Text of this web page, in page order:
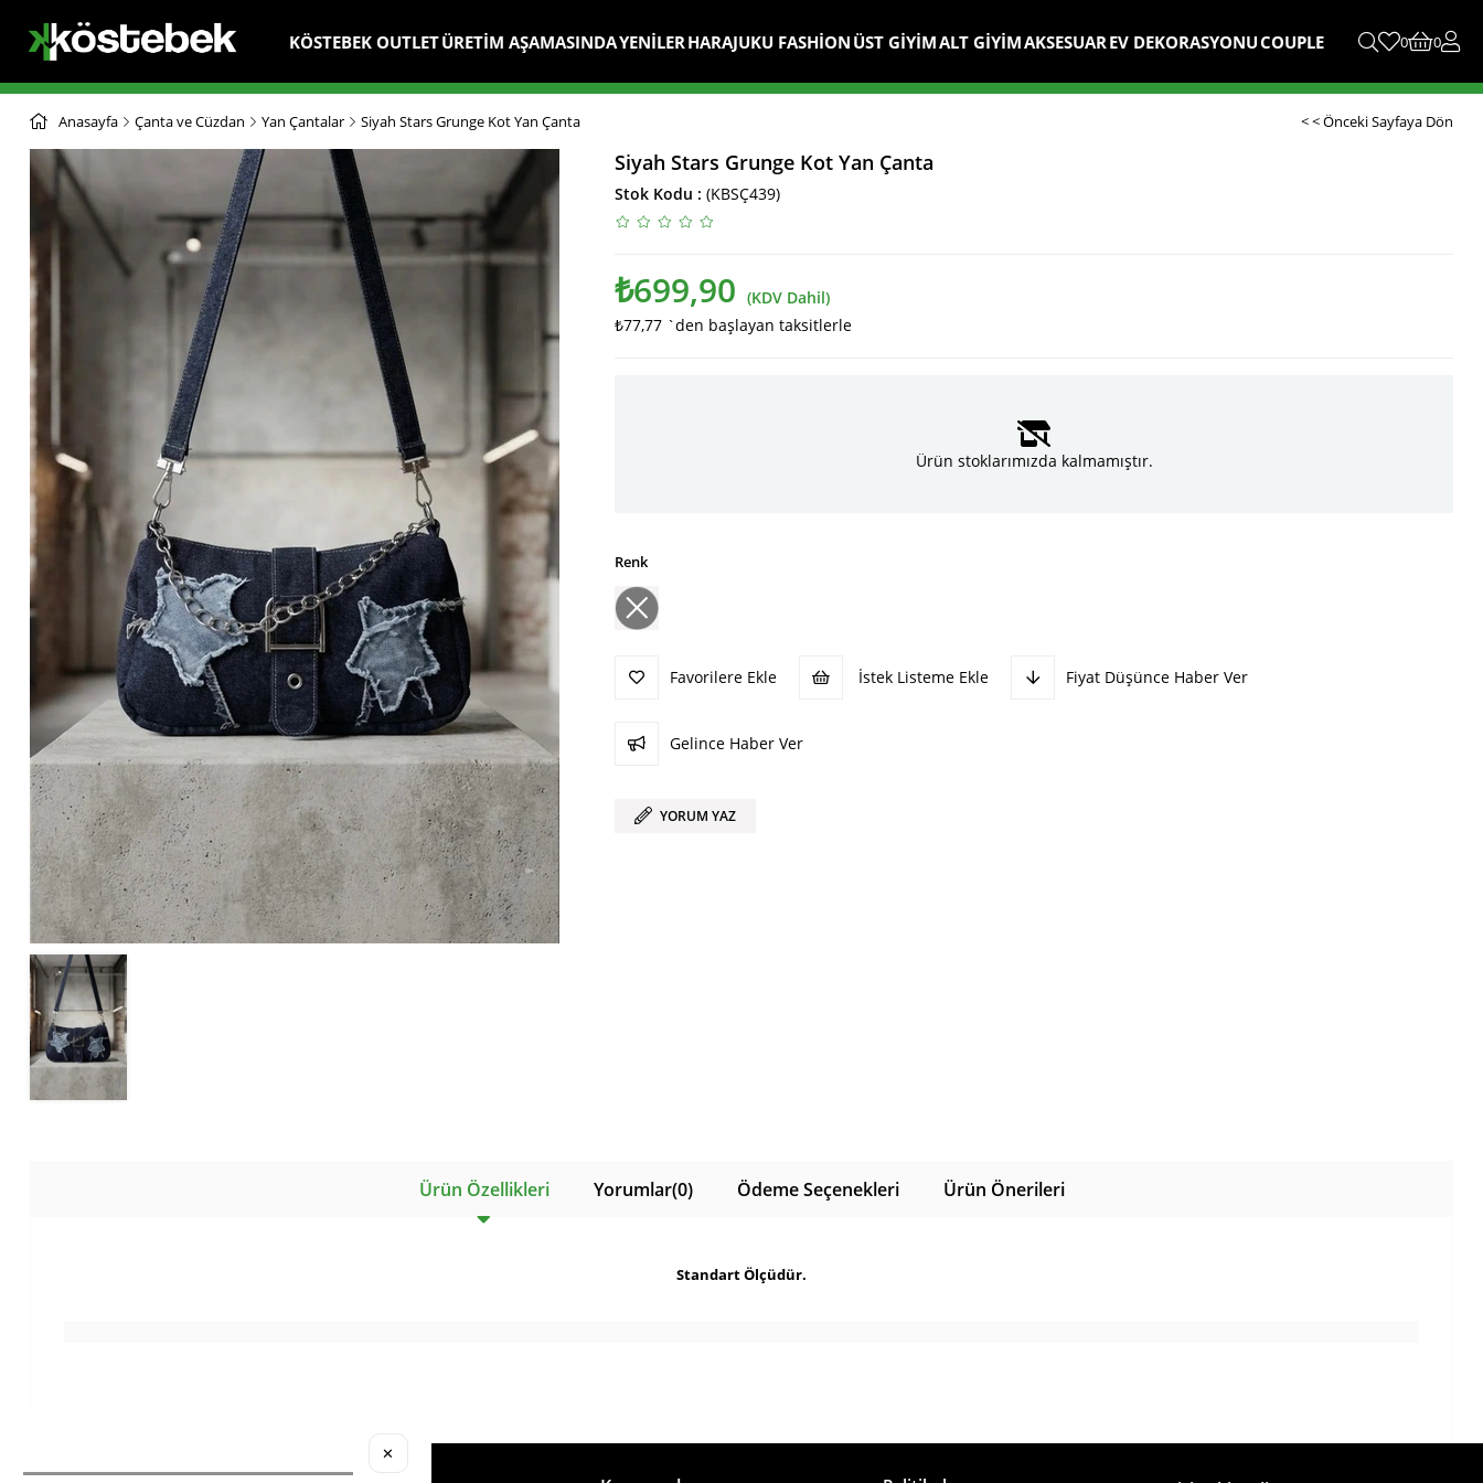
KÖSTEBEK OUTLETÜRETİM AŞAMASINDAYENİLER HARAJUKU FASHİON ÜST GİYİMALT GİYİMAKSESUAR EV DEKORASYONUCOUPLE 0 0
Anasayfa Çanta ve Cüzdan Yan Çantalar Siyah Stars Grunge Kot Yan Çanta < < Önceki Sayfaya Dön
Siyah Stars Grunge Kot Yan Çanta
Stok Kodu (KBSÇ439)
₺699,90 (KDV Dahil)
₺77,77 `den başlayan taksitlerle
Ürün stoklarımızda kalmamıştır.
Renk
Favorilere Ekle İstek Listeme Ekle Fiyat Düşünce Haber Ver
Gelince Haber Ver
YORUM YAZ
Ürün Özellikleri Yorumlar(0) Ödeme Seçenekleri Ürün Önerileri
Standart Ölçüdür.
✕